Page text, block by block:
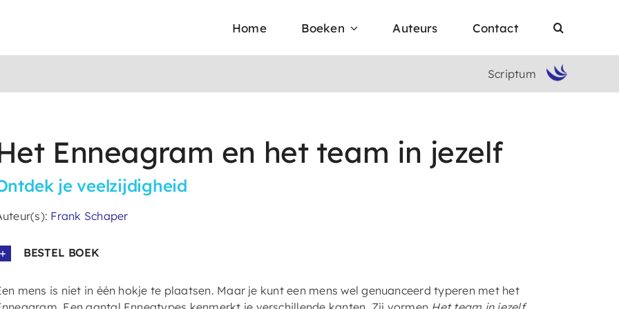
Home Boeken Auteurs Contact
Scriptum
Enneagram en het team in jezelf
je veelzijdigheid
Frank Schaper
BESTEL BOEK
mens is niet in één hokje te plaatsen. Maar je kunt een mens wel genuanceerd typeren met het